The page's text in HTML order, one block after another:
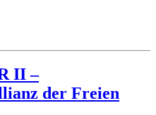
II –
der Freien